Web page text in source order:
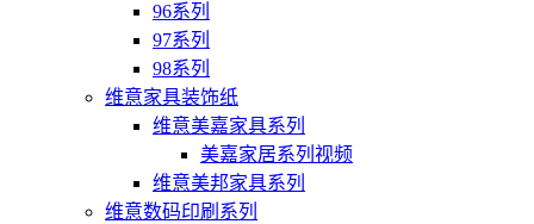
96系列
97系列
98系列
维意家具装饰纸
维意美嘉家具系列
美嘉家居系列视频
维意美邦家具系列
维意数码印刷系列